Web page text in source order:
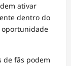
ativar
dentro do
de fãs podem